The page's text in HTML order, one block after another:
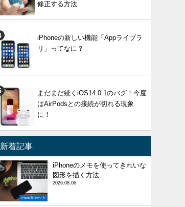
修正する方法
iPhoneの新しい機能「Appライブラ
リ」ってなに？
まだまだ続くiOS14.0.1のバグ！今度
はAirPodsとの接続が切れる現象
に！
新着記事
iPhone裏技使い方
iPhoneのメモを使ってきれいな
図形を描く方法
2026.08.06